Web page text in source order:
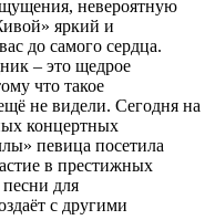
невероятную
яркий и
до самого сердца.
– это щедрое
что такое
не видели. Сегодня на
концертных
певица посетила
в престижных
для
с другими